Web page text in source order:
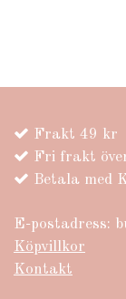
Frakt 49 kr
Fri frakt
Betala med
E-postadress:
Köpvillkor
Kontakt